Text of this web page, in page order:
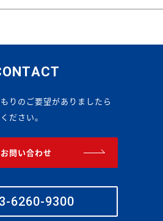
りのご要望がありましたら
ださい。
お問い合わせ
6260-9300